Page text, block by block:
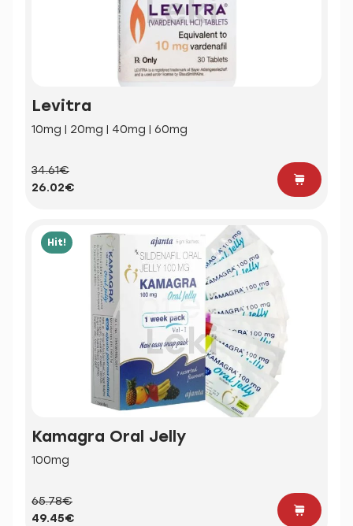
Levitra
10mg | 20mg | 40mg | 60mg
34.61€
26.02€
Hit!
Kamagra Oral Jelly
100mg
65.78€
49.45€